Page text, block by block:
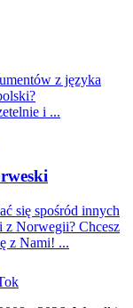
z języka
i ...
się spośród innych
Norwegii? Chcesz
z Nami! ...